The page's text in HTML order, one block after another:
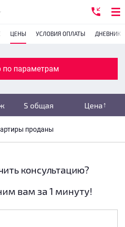
ЦЕНЫ УСЛОВИЯ ОПЛАТЫ ДНЕВНИК
по параметрам
S общая Цена
проданы
переуступки
не указана
все этажи
консультацию?
вам за 1 минуту!